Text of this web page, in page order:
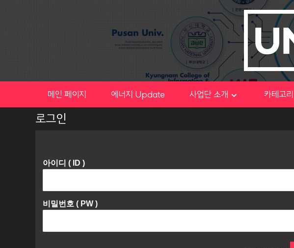
메인 페이지 에너지 Update 사업단 소개 카테고리
로그인
아이디 ( ID )
비밀번호 ( PW )